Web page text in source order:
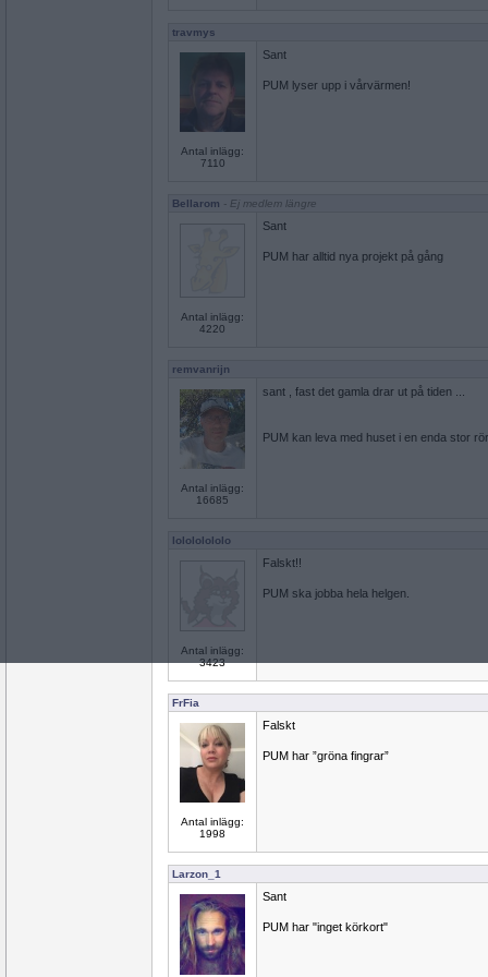
travmys
Antal inlägg:
7110
Sant
PUM lyser upp i vårvärmen!
Bellarom - Ej medlem längre
Antal inlägg:
4220
Sant
PUM har alltid nya projekt på gång
remvanrijn
Antal inlägg:
16685
sant , fast det gamla drar ut på tiden ...
PUM kan leva med huset i en enda stor
lolololololo
Antal inlägg:
3423
Falskt!!
PUM ska jobba hela helgen.
FrFia
Antal inlägg:
1998
Falskt
PUM har ”gröna fingrar”
Larzon_1
Sant
PUM har "inget körkort"